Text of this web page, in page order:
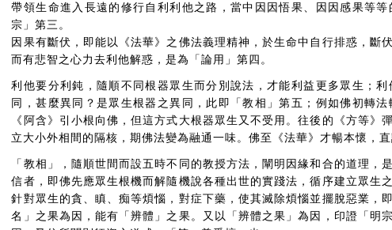
帶領生命進入長遠的修行自利利他之路，當中因因悟果、因因感果等
宗」第三。
因果有斷伏，即能以《法華》之佛法義理精神，於生命中自行排惑，斷
而有悲智之心力去利他解惑，是為「論用」第四。
利他要分利鈍，隨順不同根器眾生而分別說法，才能利益更多眾生；
同，甚麼異同？是眾生根器之異同，此即「教相」第五；例如佛初轉
《阿含》引小根向佛，但這方式大根器眾生又不受用。往後的《方等
立大小外相間的隔核，期佛法變為融通一味。佛至《法華》才暢本懷，
「教相」，隨順世間而設五時不同的教授方法，闡明因緣和合的道理
信者，即佛先應眾生根機而解隨機說各種出世的實踐法，循序建立眾生
針對眾生的貪、瞋、痴等煩惱，對症下藥，使其滅除煩惱並擺脫惡業，
名」之果為因，能有「辨體」之果。又以「辨體之果」為因，印證「明